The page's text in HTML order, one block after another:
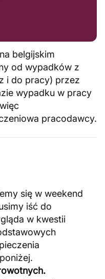
belgijskim
od wypadków z
i do pracy) przez
wypadku w pracy
pracodawcy.
się w weekend
iść do
w kwestii